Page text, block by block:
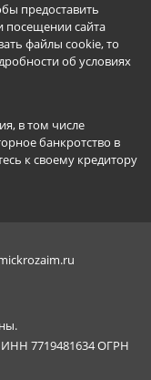
предоставить
посещении сайта
файлы cookie, то
об условиях
в том числе
банкротство в
к своему кредитору
7719481634 ОГРН